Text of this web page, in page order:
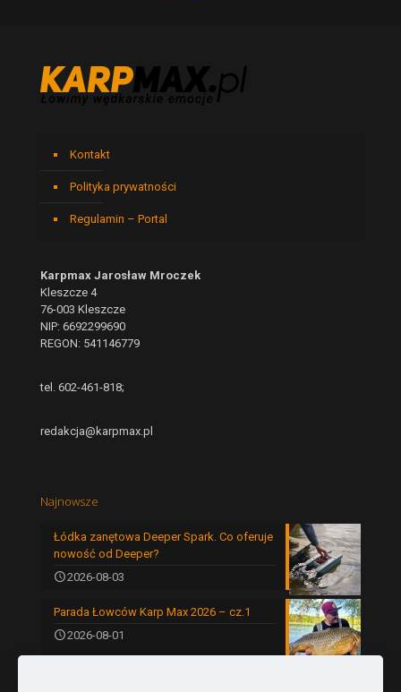
Kontakt
Polityka prywatności
Regulamin – Portal
Karpmax Jarosław Mroczek
Kleszcze 4
76-003 Kleszcze
NIP: 6692299690
REGON: 541146779
tel. 602-461-818;
redakcja@karpmax.pl
Najnowsze
Łódka zanętowa Deeper Spark. Co oferuje
nowość od Deeper?
2026-08-03
Parada Łowców Karp Max 2026 – cz.1
2026-08-01